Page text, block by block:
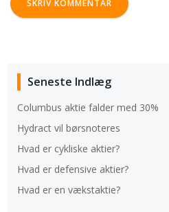
Seneste Indlæg
Columbus aktie falder med 30%
Hydract vil børsnoteres
Hvad er cykliske aktier?
Hvad er defensive aktier?
Hvad er en vækstaktie?